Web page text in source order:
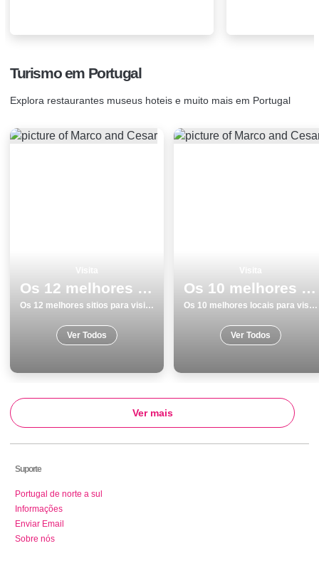
Turismo em Portugal
Explora restaurantes museus hoteis e muito mais em Portugal
Os 12 melhores sitios para visitar em Praias
Os 12 melhores sitios para visitar em Praias
Ver Todos
Os 10 melhores locais para visitar em Beja
Os 10 melhores locais para visitar em Beja
Ver Todos
Ver mais
Suporte
Portugal de norte a sul
Informações
Enviar Email
Sobre nós